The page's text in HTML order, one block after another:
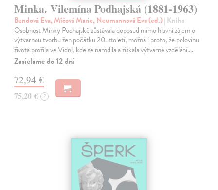
Minka. Vilemína Podhajská (1881-1963)
Bendová Eva, Míčová Marie, Neumannová Eva (ed.)| Kniha
Osobnost Minky Podhajské zůstávala doposud mimo hlavní zájem o
výtvarnou tvorbu žen počátku 20. století, možná i proto, že polovinu
života prožila ve Vídni, kde se narodila a získala výtvarné vzdělání.…
Zasielame do 12 dní
72,94 €
75,20 € ?